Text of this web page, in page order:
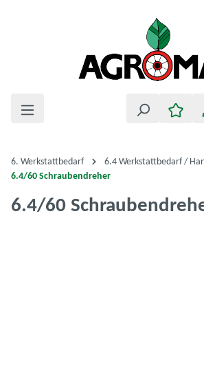
6. Werkstattbedarf
6.4 Werkstattbedarf /
6.4/60 Schraubendreher
6.4/60